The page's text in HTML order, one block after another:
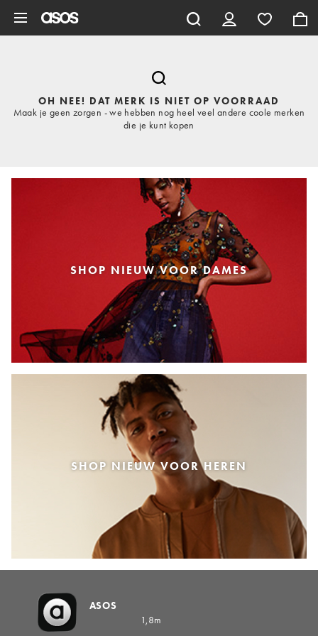
OH NEE! DAT MERK IS NIET OP VOORRAAD
Maak je geen zorgen - we hebben nog heel veel andere coole merken
die je kunt kopen
SHOP NIEUW VOOR DAMES
SHOP NIEUW VOOR HEREN
ASOS
1,8m